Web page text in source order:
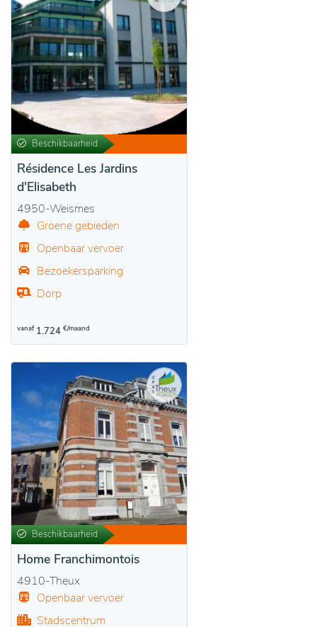
Beschikbaarheid
Résidence Les Jardins
d'Elisabeth
4950-Weismes
Groene gebieden
Openbaar vervoer
Bezoekersparking
Dorp
vanaf 1.724 €/maand
Beschikbaarheid
Home Franchimontois
4910-Theux
Openbaar vervoer
Stadscentrum